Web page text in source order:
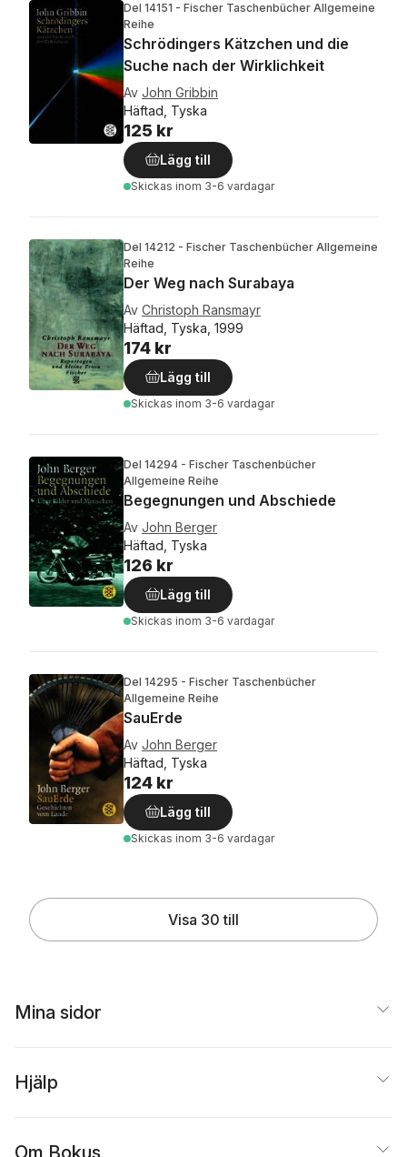
Del 14151 - Fischer Taschenbücher Allgemeine
Reihe
Schrödingers Kätzchen und die
Suche nach der Wirklichkeit
Av John Gribbin
Häftad, Tyska
125 kr
Lägg till
Skickas inom 3-6 vardagar
Del 14212 - Fischer Taschenbücher Allgemeine
Reihe
Der Weg nach Surabaya
Av Christoph Ransmayr
Häftad, Tyska, 1999
174 kr
Lägg till
Skickas inom 3-6 vardagar
Del 14294 - Fischer Taschenbücher
Allgemeine Reihe
Begegnungen und Abschiede
Av John Berger
Häftad, Tyska
126 kr
Lägg till
Skickas inom 3-6 vardagar
Del 14295 - Fischer Taschenbücher
Allgemeine Reihe
SauErde
Av John Berger
Häftad, Tyska
124 kr
Lägg till
Skickas inom 3-6 vardagar
Visa 30 till
Mina sidor
Hjälp
Om Bokus